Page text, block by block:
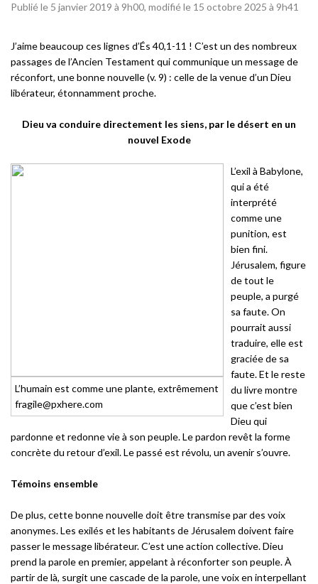
Publié le 5 janvier 2019 à 9h00, modifié le 15 octobre 2025 à 9h41
J’aime beaucoup ces lignes d’És 40,1-11 ! C’est un des nombreux
passages de l’Ancien Testament qui communique un message de
réconfort, une bonne nouvelle (v. 9) : celle de la venue d’un Dieu
libérateur, étonnamment proche.
Dieu va conduire directement les siens, par le désert en un
nouvel Exode
L’humain est comme une plante, extrêmement
fragile@pxhere.com
L’exil à Babylone,
qui a été
interprété
comme une
punition, est
bien fini.
Jérusalem, figure
de tout le
peuple, a purgé
sa faute. On
pourrait aussi
traduire, elle est
graciée de sa
faute. Et le reste
du livre montre
que c’est bien
Dieu qui
pardonne et redonne vie à son peuple. Le pardon revêt la forme
concrète du retour d’exil. Le passé est révolu, un avenir s’ouvre.
Témoins ensemble
De plus, cette bonne nouvelle doit être transmise par des voix
anonymes. Les exilés et les habitants de Jérusalem doivent faire
passer le message libérateur. C’est une action collective. Dieu
prend la parole en premier, appelant à réconforter son peuple. À
partir de là, surgit une cascade de la parole, une voix en interpellant